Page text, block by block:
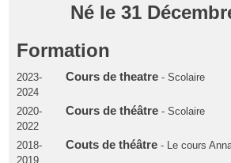
Né le 31
Formation
2023-
2024
Cours de theatre- Scolaire
2020-
2022
Cours de théâtre- Scolaire
2018-
2019
Couts de théâtre- Le cours